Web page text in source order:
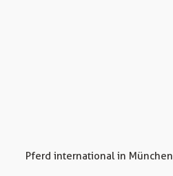
Pferd international in München